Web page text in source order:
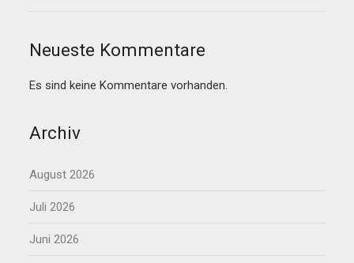
Neueste Kommentare
Es sind keine Kommentare vorhanden.
Archiv
August 2026
Juli 2026
Juni 2026